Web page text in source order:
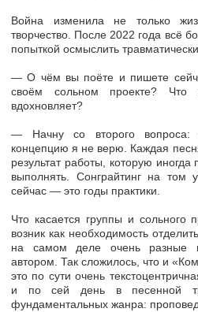
Война изменила не только
творчество. После 2022 года всё
попыткой осмыслить
— О чём вы поёте и пишете
своём сольном проекте? Что
вдохновляет?
— Начну со второго вопроса:
концепцию я не верю. Каждая
результат работы, которую иногда
выполнять. Сонграйтинг на том
сейчас — это годы практики.
Что касается группы и сольного
возник как необходимость
на самом деле очень разные
автором. Так сложилось, что и
это по сути очень
и по сей день в песенной
фундаментальных жанра: